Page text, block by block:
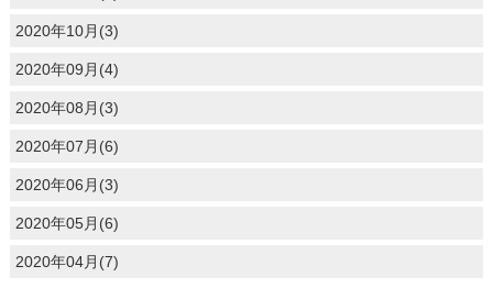
2020年10月(3)
2020年09月(4)
2020年08月(3)
2020年07月(6)
2020年06月(3)
2020年05月(6)
2020年04月(7)